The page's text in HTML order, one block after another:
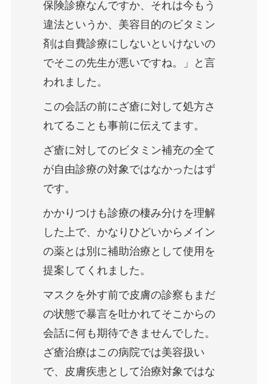
保険診療なんですか、それは今もう
違法というか、美容目的のビタミン
剤は自費診療にしないといけないの
でそこの先生が悪いですね。」と言
われました。
この会話の前にざ瘡に対して処方さ
れてることも事前に伝えてます。
ざ瘡に対してのビタミン補充の全て
が自由診療の対象ではなかったはず
です。
かかりつけも診療の棲み分けを理解
した上で、かなりひどいからメイン
の薬とは別に補助治療として使用を
提案してくれました。
マスクを外す前で皮膚の診察もまだ
の状態で暴言を吐かれてそこからの
会話に何も期待できませんでした。
ざ瘡治療はこの病院では美容扱い
で、皮膚疾患として治療対象ではな